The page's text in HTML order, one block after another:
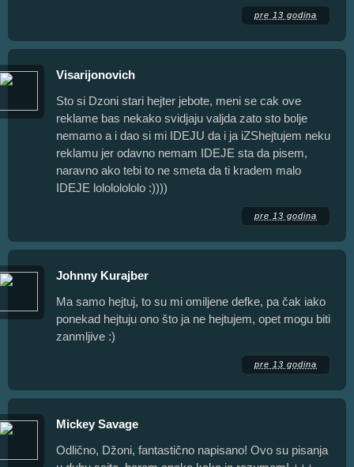
pre 13 godina
Visarijonovich
Sto si Dzoni stari hejter jebote, meni se cak ove
reklame bas nekako svidjaju valjda zato sto bolje
nemamo a i dao si mi IDEJU da i ja iZShejtujem neku
reklamu jer odavno nemam IDEJE sta da pisem,
naravno ako tebi to ne smeta da ti kradem malo
IDEJE lolololololo :))))
pre 13 godina
Johnny Kurajber
Ma samo hejtuj, to su mi omiljene defke, pa čak iako
ponekad hejtuju ono što ja ne hejtujem, opet mogu biti
zanmljive :)
pre 13 godina
Mickey Savage
Odlično, Džoni, fantastično napisano! Ovo su pisanja